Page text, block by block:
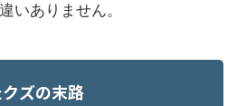
いありません。
ズの末路